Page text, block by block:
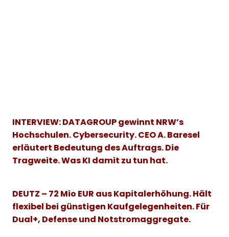
INTERVIEW: DATAGROUP gewinnt NRW’s
Hochschulen. Cybersecurity. CEO A. Baresel
erläutert Bedeutung des Auftrags. Die
Tragweite. Was KI damit zu tun hat.
DEUTZ – 72 Mio EUR aus Kapitalerhöhung. Hält
flexibel bei günstigen Kaufgelegenheiten. Für
Dual+, Defense und Notstromaggregate.